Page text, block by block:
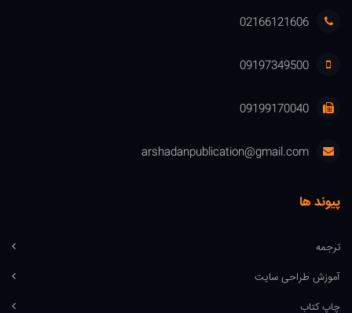
02166121606
09197349500
09199170040
arshadanpublication@gmail.com
پیوند ها
ترجمه
آموزش طراحی سایت
چاپ کتاب